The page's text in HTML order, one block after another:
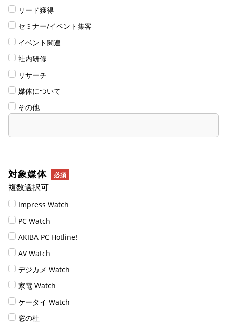
リード獲得
セミナー/イベント集客
イベント関連
社内研修
リサーチ
媒体について
その他
対象媒体
複数選択可
Impress Watch
PC Watch
AKIBA PC Hotline!
AV Watch
デジカメ Watch
家電 Watch
ケータイ Watch
窓の杜